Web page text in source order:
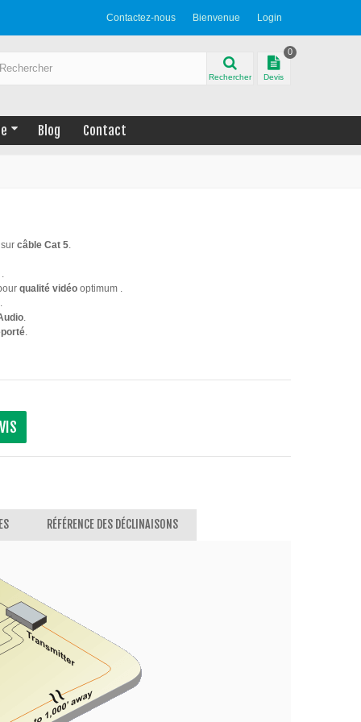
Bienvenue Login
Contactez-nous
Rechercher Devis
0
Blog Contact
câble Cat 5.
.
qualité vidéo optimum .
.
.
.
RÉFÉRENCE DES DÉCLINAISONS